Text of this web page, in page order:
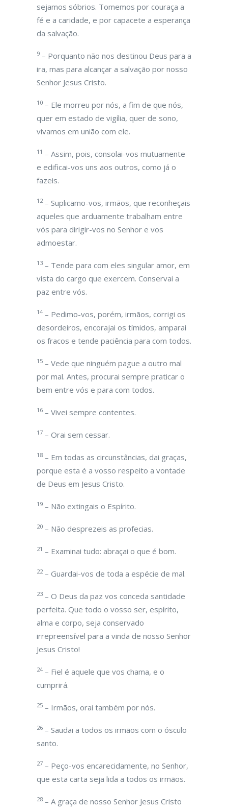
sejamos sóbrios. Tomemos por couraça a
fé e a caridade, e por capacete a esperança
da salvação.
9 – Porquanto não nos destinou Deus para a
ira, mas para alcançar a salvação por nosso
Senhor Jesus Cristo.
10 – Ele morreu por nós, a fim de que nós,
quer em estado de vigília, quer de sono,
vivamos em união com ele.
11 – Assim, pois, consolai-vos mutuamente
e edificai-vos uns aos outros, como já o
fazeis.
12– Suplicamo-vos, irmãos, que reconheçais
aqueles que arduamente trabalham entre
vós para dirigir-vos no Senhor e vos
admoestar.
13 – Tende para com eles singular amor, em
vista do cargo que exercem. Conservai a
paz entre vós.
14 – Pedimo-vos, porém, irmãos, corrigi os
desordeiros, encorajai os tímidos, amparai
os fracos e tende paciência para com todos.
15 – Vede que ninguém pague a outro mal
por mal. Antes, procurai sempre praticar o
bem entre vós e para com todos.
16 – Vivei sempre contentes.
17 – Orai sem cessar.
18 – Em todas as circunstâncias, dai graças,
porque esta é a vosso respeito a vontade
de Deus em Jesus Cristo.
19 – Não extingais o Espírito.
20 – Não desprezeis as profecias.
21 – Examinai tudo: abraçai o que é bom.
22– Guardai-vos de toda a espécie de mal.
23 – O Deus da paz vos conceda santidade
perfeita. Que todo o vosso ser, espírito,
alma e corpo, seja conservado
irrepreensível para a vinda de nosso Senhor
Jesus Cristo!
24 – Fiel é aquele que vos chama, e o
cumprirá.
25 – Irmãos, orai também por nós.
26 – Saudai a todos os irmãos com o ósculo
santo.
27 – Peço-vos encarecidamente, no Senhor,
que esta carta seja lida a todos os irmãos.
28 – A graça de nosso Senhor Jesus Cristo